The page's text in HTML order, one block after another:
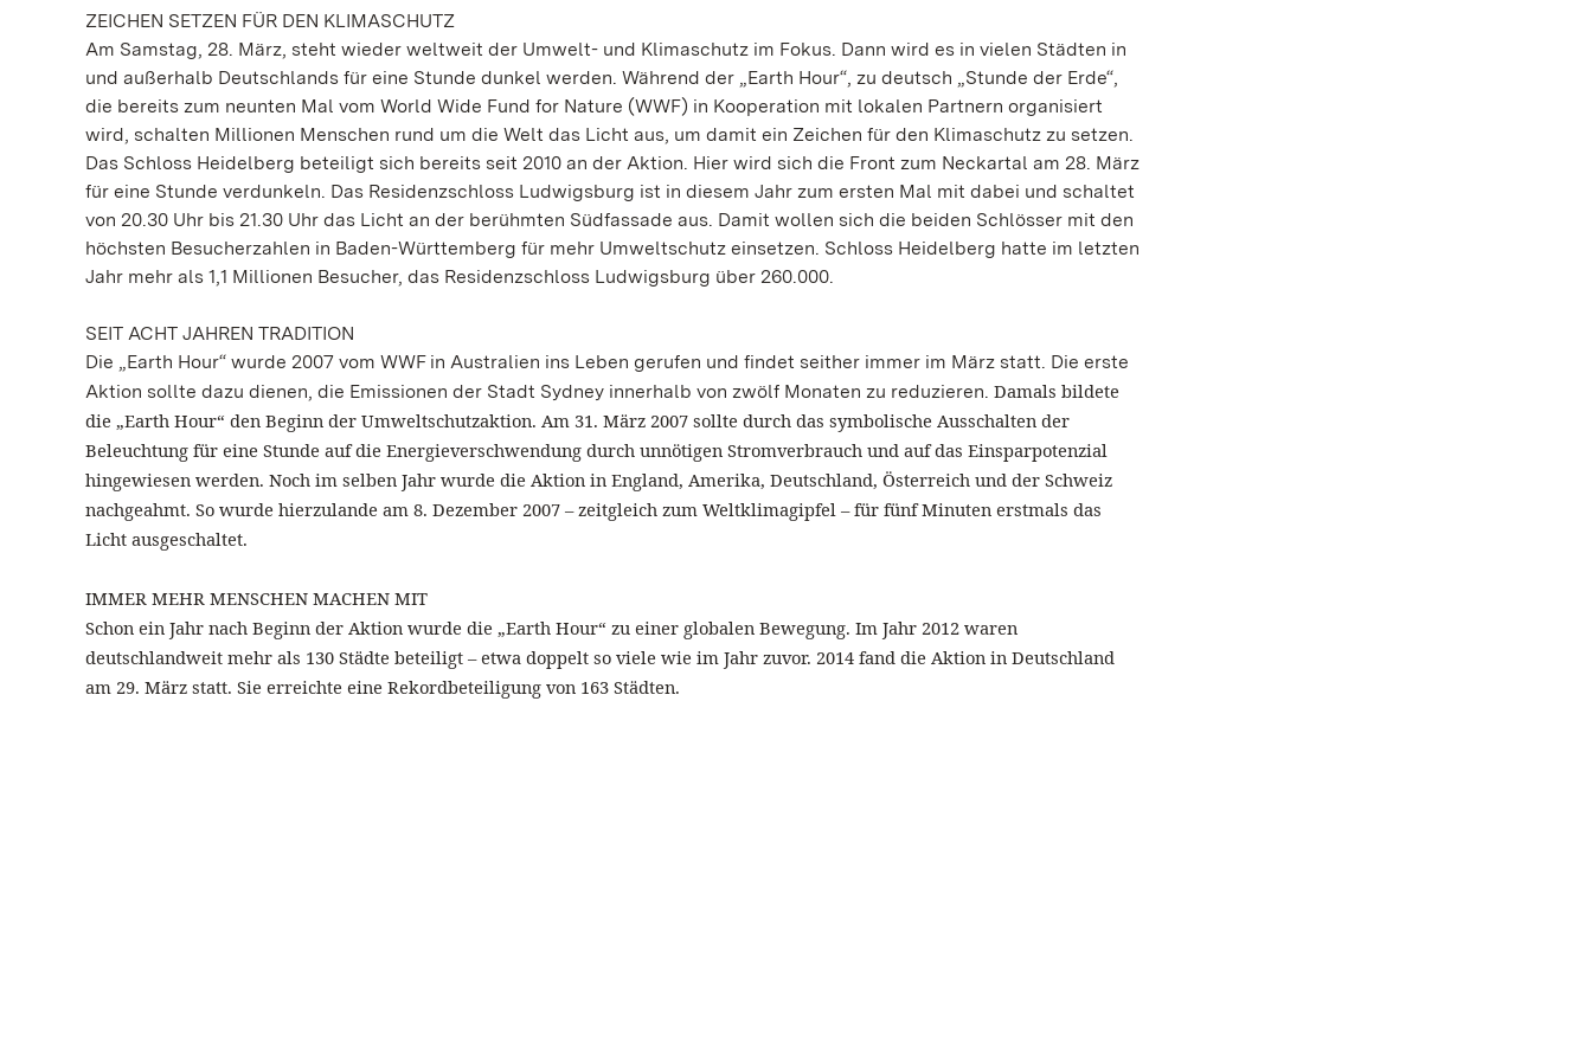
ZEICHEN SETZEN FÜR DEN KLIMASCHUTZ
Am Samstag, 28. März, steht wieder weltweit der Umwelt- und Klimaschutz im Fokus. Dann wird es in vielen Städten in
und außerhalb Deutschlands für eine Stunde dunkel werden. Während der „Earth Hour“, zu deutsch „Stunde der Erde“,
die bereits zum neunten Mal vom World Wide Fund for Nature (WWF) in Kooperation mit lokalen Partnern organisiert
wird, schalten Millionen Menschen rund um die Welt das Licht aus, um damit ein Zeichen für den Klimaschutz zu setzen.
Das Schloss Heidelberg beteiligt sich bereits seit 2010 an der Aktion. Hier wird sich die Front zum Neckartal am 28. März
für eine Stunde verdunkeln. Das Residenzschloss Ludwigsburg ist in diesem Jahr zum ersten Mal mit dabei und schaltet
von 20.30 Uhr bis 21.30 Uhr das Licht an der berühmten Südfassade aus. Damit wollen sich die beiden Schlösser mit den
höchsten Besucherzahlen in Baden-Württemberg für mehr Umweltschutz einsetzen. Schloss Heidelberg hatte im letzten
Jahr mehr als 1,1 Millionen Besucher, das Residenzschloss Ludwigsburg über 260.000.
SEIT ACHT JAHREN TRADITION
Die „Earth Hour“ wurde 2007 vom WWF in Australien ins Leben gerufen und findet seither immer im März statt. Die erste
Aktion sollte dazu dienen, die Emissionen der Stadt Sydney innerhalb von zwölf Monaten zu reduzieren. Damals bildete
die „Earth Hour“ den Beginn der Umweltschutzaktion. Am 31. März 2007 sollte durch das symbolische Ausschalten der
Beleuchtung für eine Stunde auf die Energieverschwendung durch unnötigen Stromverbrauch und auf das Einsparpotenzial
hingewiesen werden. Noch im selben Jahr wurde die Aktion in England, Amerika, Deutschland, Österreich und der Schweiz
nachgeahmt. So wurde hierzulande am 8. Dezember 2007 – zeitgleich zum Weltklimagipfel – für fünf Minuten erstmals das
Licht ausgeschaltet.
IMMER MEHR MENSCHEN MACHEN MIT
Schon ein Jahr nach Beginn der Aktion wurde die „Earth Hour“ zu einer globalen Bewegung. Im Jahr 2012 waren
deutschlandweit mehr als 130 Städte beteiligt – etwa doppelt so viele wie im Jahr zuvor. 2014 fand die Aktion in Deutschland
am 29. März statt. Sie erreichte eine Rekordbeteiligung von 163 Städten.